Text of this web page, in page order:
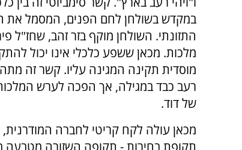
במקדש בשולחן לחם הפנים, המסמל את
התזונתי. השולחן מוקף בזר זהב, שחז"ל
מלכות. מכאן ששפע כלכלי אינו יכול
מוסדית תקינה המגינה עליו. קשר זה
רעב כבד במגילה, אך הפכה לערש
של דוד.
מכאן עולה לקח קריטי לחברה המודרנית,